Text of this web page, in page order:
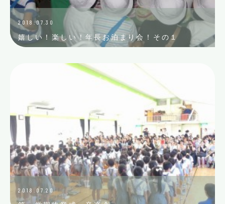
2018.07.30
嬉しい！楽しい！年長お泊まり会！その１
2018.07.20